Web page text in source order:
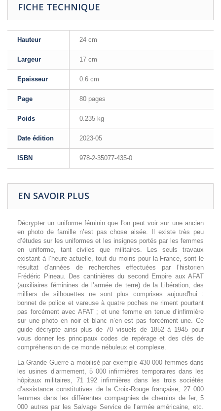
FICHE TECHNIQUE
Hauteur 24 cm
Largeur 17 cm
Epaisseur 0.6 cm
Page 80 pages
Poids 0.235 kg
Date édition 2023-05
ISBN 978-2-35077-435-0
EN SAVOIR PLUS
Décrypter un uniforme féminin que l'on peut voir sur une ancien
en photo de famille n’est pas chose aisée. Il existe très peu
d’études sur les uniformes et les insignes portés par les femmes
en uniforme, tant civiles que militaires. Les seuls travaux
existant à l’heure actuelle, tout du moins pour la France, sont le
résultat d’années de recherches effectuées par l’historien
Frédéric Pineau. Des cantinières du second Empire aux AFAT
(auxiliaires féminines de l’armée de terre) de la Libération, des
milliers de silhouettes ne sont plus comprises aujourd'hui :
bonnet de police et vareuse à quatre poches ne riment pourtant
pas forcément avec AFAT ; et une femme en tenue d’infirmière
sur une photo en noir et blanc n’en est pas forcément une. Ce
guide décrypte ainsi plus de 70 visuels de 1852 à 1945 pour
vous donner les principaux codes de repérage et des clés de
compréhension de ce monde nébuleux et complexe.
La Grande Guerre a mobilisé par exemple 430 000 femmes dans
les usines d’armement, 5 000 infirmières temporaires dans les
hôpitaux militaires, 71 192 infirmières dans les trois sociétés
d’assistance constitutives de la Croix-Rouge française, 27 000
femmes dans les différentes compagnies de chemins de fer, 5
000 autres par les Salvage Service de l’armée américaine, etc.